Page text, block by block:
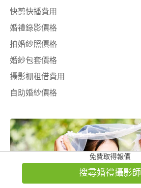
快剪快播費用
婚禮錄影價格
拍婚紗照價格
婚紗包套價格
攝影棚租借費用
自助婚紗價格
免費取得報價
搜尋婚禮攝影師